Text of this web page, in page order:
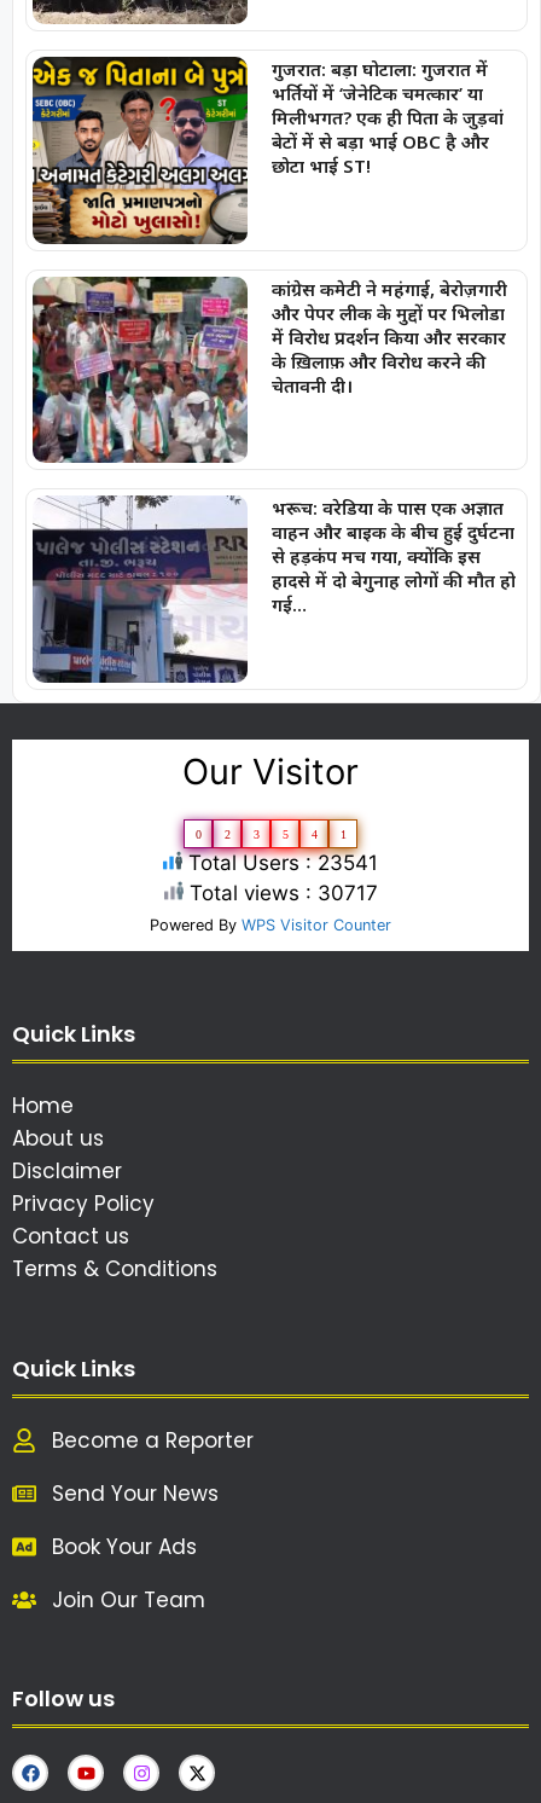
गुजरात: बड़ा घोटाला: गुजरात में
भर्तियों में ‘जेनेटिक चमत्कार’ या
मिलीभगत? एक ही पिता के जुड़वां
बेटों में से बड़ा भाई OBC है और
छोटा भाई ST!
कांग्रेस कमेटी ने महंगाई, बेरोज़गारी
और पेपर लीक के मुद्दों पर भिलोडा
में विरोध प्रदर्शन किया और सरकार
के ख़िलाफ़ और विरोध करने की
चेतावनी दी।
भरूच: वरेडिया के पास एक अज्ञात
वाहन और बाइक के बीच हुई दुर्घटना
से हड़कंप मच गया, क्योंकि इस
हादसे में दो बेगुनाह लोगों की मौत हो
गई…
Our Visitor
0 2 3 5 4 1
Total Users : 23541
Total views : 30717
Powered By WPS Visitor Counter
Quick Links
Home
About us
Disclaimer
Privacy Policy
Contact us
Terms & Conditions
Quick Links
Become a Reporter
Send Your News
Book Your Ads
Join Our Team
Follow us